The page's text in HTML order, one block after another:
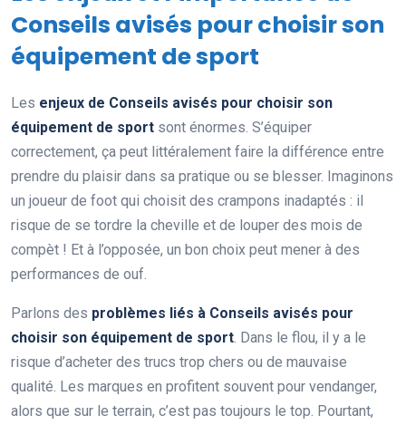
Conseils avisés pour choisir son
équipement de sport
Les enjeux de Conseils avisés pour choisir son
équipement de sport sont énormes. S’équiper
correctement, ça peut littéralement faire la différence entre
prendre du plaisir dans sa pratique ou se blesser. Imaginons
un joueur de foot qui choisit des crampons inadaptés : il
risque de se tordre la cheville et de louper des mois de
compèt ! Et à l’opposée, un bon choix peut mener à des
performances de ouf.
Parlons des problèmes liés à Conseils avisés pour
choisir son équipement de sport. Dans le flou, il y a le
risque d’acheter des trucs trop chers ou de mauvaise
qualité. Les marques en profitent souvent pour vendanger,
alors que sur le terrain, c’est pas toujours le top. Pourtant,